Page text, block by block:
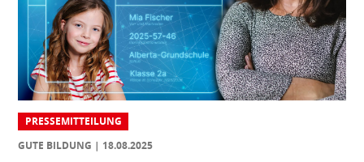
PRESSEMITTEILUNG
GUTE BILDUNG
18.08.2025